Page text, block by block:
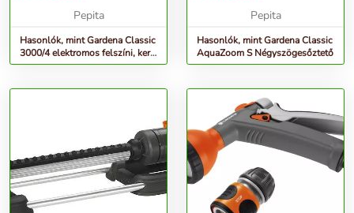
Pepita
Hasonlók, mint Gardena Classic
3000/4 elektromos felszíni, kerti
vízszivattyú, 6...
Pepita
Hasonlók, mint Gardena Classic
AquaZoom S Négyszögesőztető